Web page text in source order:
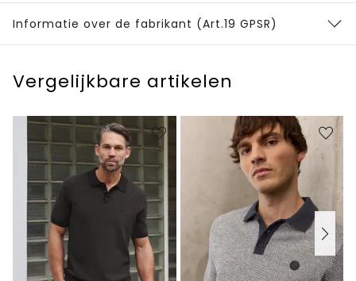
Informatie over de fabrikant (Art.19 GPSR)
Vergelijkbare artikelen